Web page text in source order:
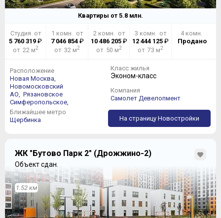
Квартиры от 5.8 млн.
Студия от
5 760 319 ₽
от 22 м2
1 комн. от
7 046 854₽
от 32 м2
2 комн. от
10 486 205₽
от 50 м2
3 комн. от
12 444 125 ₽
от 73 м2
4 комн.
Продано
Расположение
Новая Москва,
Новомосковский
АО,
Рязановское
Симферопольское,
Ближайшее метро
Щербинка
Класс жилья
Эконом-класс
Компания
Самолет Девелопмент
На страницу Новостройки
ЖК "Бутово Парк 2" (Дрожжино-2)
Объект сдан.
1.52 км